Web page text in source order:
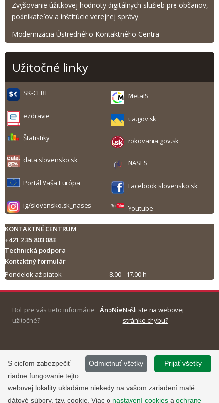
Zvyšovanie úžitkovej hodnoty digitálnych služieb pre občanov,
podnikateľov a inštitúcie verejnej správy
Modernizácia Ústredného Kontaktného Centra
Užitočné linky
SK-CERT MetaIS
ezdravie ua.gov.sk
Štatistiky rokovania.gov.sk
data.slovensko.sk NASES
Portál Vaša Európa Facebook slovensko.sk
ig/slovensko.sk_nases Youtube
KONTAKTNÉ CENTRUM
+421 2 35 803 083
Technická podpora
Kontaktný formulár
Pondelok až piatok
8.00 - 17.00 h
Tlač obsahu
Boli pre vás tieto informácie
užitočné?
ÁnoNieNašli ste na webovej
stránke chybu?
©2013 - 2026, Slovensko.sk
Informácie zverejnené na portáli
majú informatívny charakter.
Prevádzku stránky
www.slovensko.sk a správu jej
obsahu zabezpečuje
Prijať všetky
Odmietnuť všetky
S cieľom zabezpečiť
riadne fungovanie tejto
webovej lokality ukladáme niekedy na vašom zariadení malé
dátové súbory, tzv. cookie. Viac o nastavení cookies a ochrane